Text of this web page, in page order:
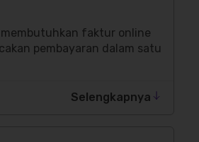
faktur online
pembayaran dalam satu
Selengkapnya